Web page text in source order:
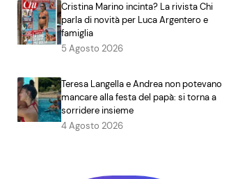
Cristina Marino incinta? La rivista Chi
parla di novità per Luca Argentero e
famiglia
5 Agosto 2026
Teresa Langella e Andrea non potevano
mancare alla festa del papà: si torna a
sorridere insieme
4 Agosto 2026